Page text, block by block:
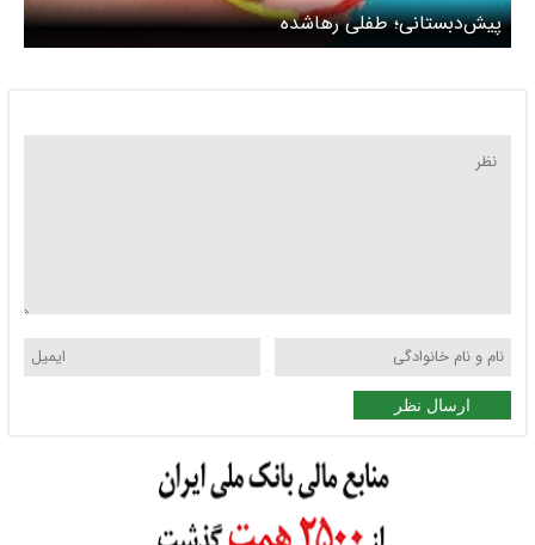
پیش‌دبستانی؛ طفلی رهاشده
ارسال نظر